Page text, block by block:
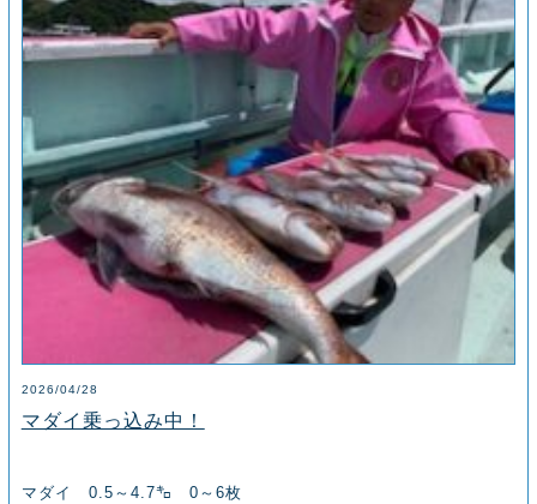
2026/04/28
マダイ乗っ込み中！
マダイ 0.5～4.7㌔ 0～6枚